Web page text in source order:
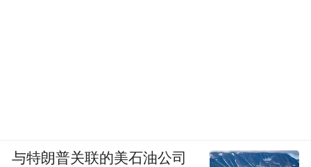
与特朗普关联的美石油公司